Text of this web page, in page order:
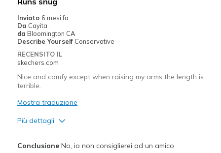
Inviato 6 mesi fa
Da Cayita
da Bloomington CA
Describe Yourself Conservative
RECENSITO IL
skechers.com
Nice and comfy except when raising my arms the length is
terrible.
Mostra traduzione
Più dettagli
ConclusioneNo, io non consiglierei ad un amico